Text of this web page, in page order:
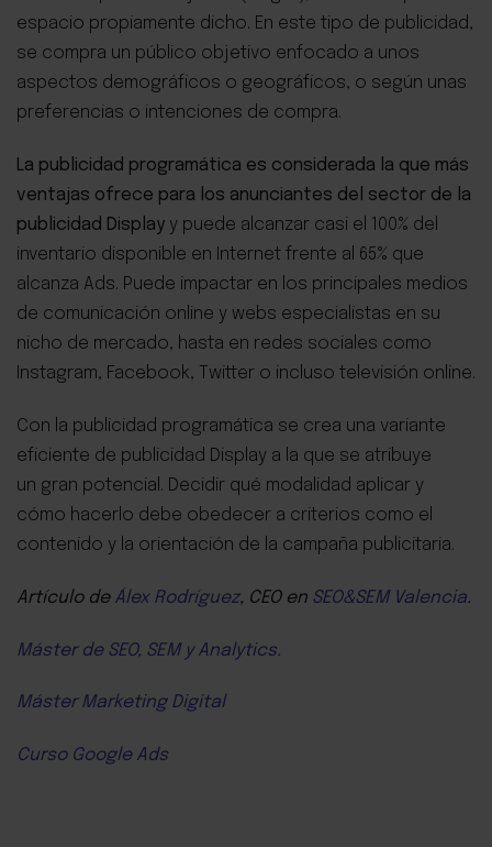
espacio propiamente dicho. En este tipo de publicidad,
se compra un público objetivo enfocado a unos
aspectos demográficos o geográficos, o según unas
preferencias o intenciones de compra.
La publicidad programática es considerada la que más
ventajas ofrece para los anunciantes del sector de la
publicidad Display y puede alcanzar casi el 100% del
inventario disponible en Internet frente al 65% que
alcanza Ads. Puede impactar en los principales medios
de comunicación online y webs especialistas en su
nicho de mercado, hasta en redes sociales como
Instagram, Facebook, Twitter o incluso televisión online.
Con la publicidad programática se crea una variante
eficiente de publicidad Display a la que se atribuye
un gran potencial. Decidir qué modalidad aplicar y
cómo hacerlo debe obedecer a criterios como el
contenido y la orientación de la campaña publicitaria.
Artículo de Álex Rodríguez, CEO en SEO&SEM Valencia.
Máster de SEO, SEM y Analytics.
Máster Marketing Digital
Curso Google Ads